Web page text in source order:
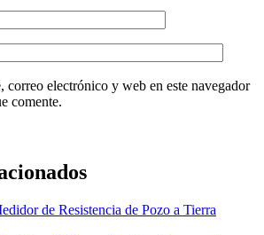
correo electrónico y web en este navegador
comente.